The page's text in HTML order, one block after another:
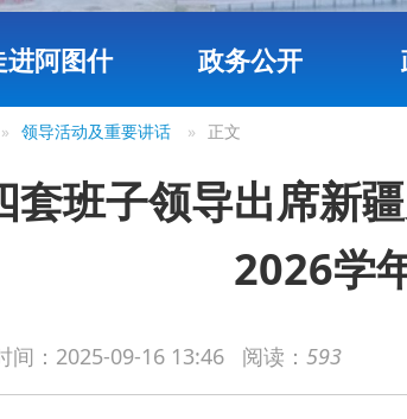
进阿图什 政务公开
» 领导活动及重要讲话 » 正文
套班子领导出席新
2026学
间： 2025-09-16 13:46 阅读： 593
而来的新同学及学生家长、向辛勤耕耘的教
，新疆天山职业技术大学（克州校区）承载着